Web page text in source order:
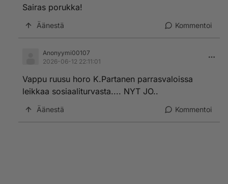
Sairas porukka!
Äänestä Kommentoi
Anonyymi00107
2026-06-12 22:11:01
Vappu ruusu horo K.Partanen parrasvaloissa
leikkaa sosiaaliturvasta.... NYT JO..
Äänestä Kommentoi